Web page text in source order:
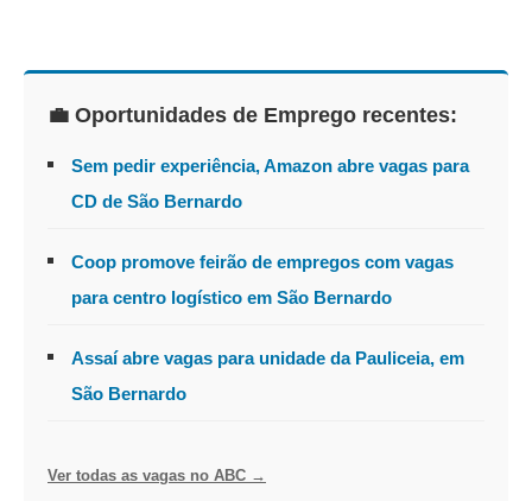
💼 Oportunidades de Emprego recentes:
Sem pedir experiência, Amazon abre vagas para
CD de São Bernardo
Coop promove feirão de empregos com vagas
para centro logístico em São Bernardo
Assaí abre vagas para unidade da Pauliceia, em
São Bernardo
Ver todas as vagas no ABC →